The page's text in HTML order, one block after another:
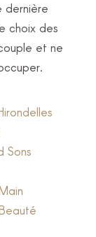
dernière
choix des
et ne
Sons